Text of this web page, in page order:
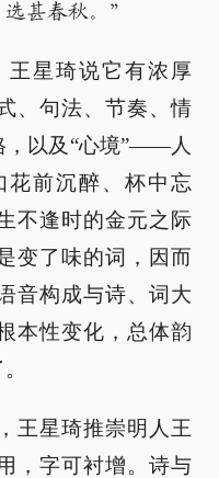
甚春秋。”
王星琦说它有浓厚
、句法、节奏、情
，以及“心境”——人
前沉醉、杯中忘
不逢时的金元之际
变了味的词，因而
音构成与诗、词大
本性变化，总体韵
王星琦推崇明人王
，字可衬增。诗与